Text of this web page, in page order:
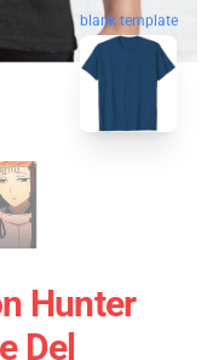
blank template
Hunter
Del